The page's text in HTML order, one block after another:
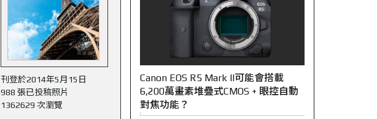
刊登於2014年5月15日
988 張已投稿照片
1362629 次瀏覽
Canon EOS R5 Mark II可能會搭載
6,200萬畫素堆疊式CMOS + 眼控自動
對焦功能？